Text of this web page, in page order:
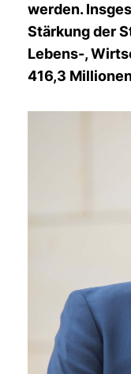
werden.
Stärkung der
Lebens-,
416,3